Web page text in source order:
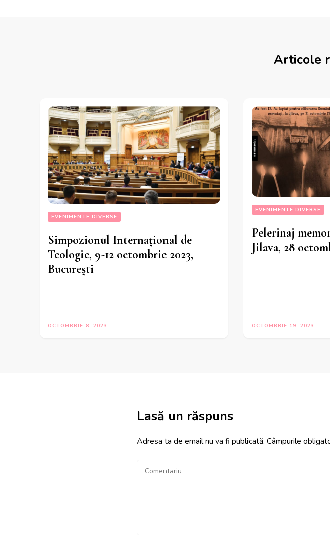
Articole
EVENIMENTE DIVERSE
Simpozionul Internaţional de
Teologie, 9-12 octombrie 2023,
Bucureşti
OCTOMBRIE 8, 2023
EVENIMENTE DIVERSE
Pelerinaj
Jilava, 28
OCTOMBRIE 19, 2023
Lasă un răspuns
Adresa ta de email nu va fi publicată. Câmpurile